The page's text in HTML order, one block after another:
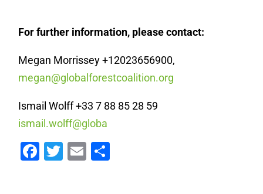
For further information, please contact:
Megan Morrissey +12023656900,
megan@globalforestcoalition.org
Ismail Wolff +33 7 88 85 28 59
ismail.wolff@globa
Facebook
Twitter
Email